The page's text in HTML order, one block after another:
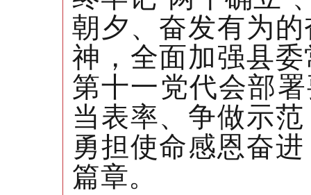
朝夕、奋发有为
神，全面加强县
第十一党代会部
当表率、争做示
勇担使命感恩奋
篇章。